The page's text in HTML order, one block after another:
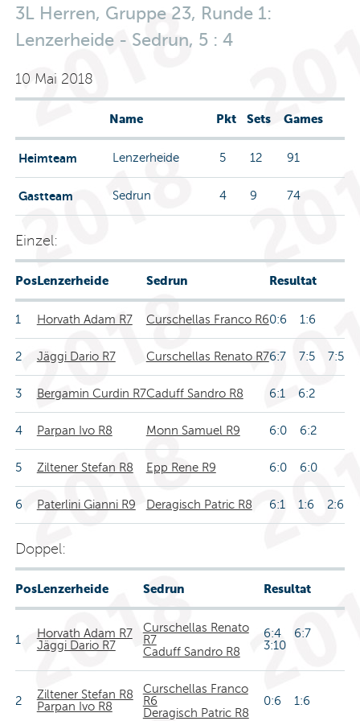
3L Herren, Gruppe 23, Runde 1:
Lenzerheide - Sedrun, 5 : 4
10 Mai 2018
Name Pkt Sets Games
Heimteam Lenzerheide 5 12 91
Gastteam Sedrun 4 9 74
Einzel:
PosLenzerheide Sedrun Resultat
1 Horvath Adam R7 Curschellas Franco R60:6 1:6
2 Jäggi Dario R7 Curschellas Renato R76:7 7:5 7:5
3 Bergamin Curdin R7Caduff Sandro R8 6:1 6:2
4 Parpan Ivo R8 Monn Samuel R9 6:0 6:2
5 Ziltener Stefan R8 Epp Rene R9 6:0 6:0
6 Paterlini Gianni R9 Deragisch Patric R8 6:1 1:6 2:6
Doppel:
PosLenzerheide Sedrun Resultat
1
Horvath Adam R7
Jäggi Dario R7
Curschellas Renato
R7
Caduff Sandro R8
6:4 6:7
3:10
2
Ziltener Stefan R8
Parpan Ivo R8
Curschellas Franco
R6
Deragisch Patric R8
0:6 1:6